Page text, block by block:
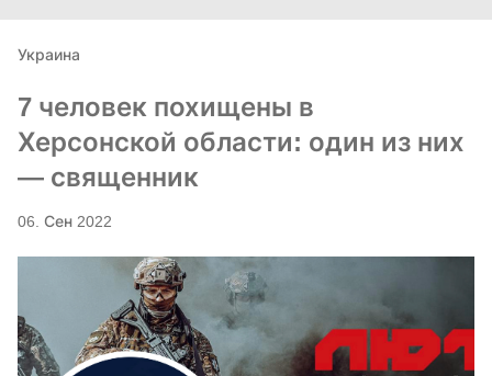
Украина
7 человек похищены в
Херсонской области: один из них
— священник
06. Сен 2022